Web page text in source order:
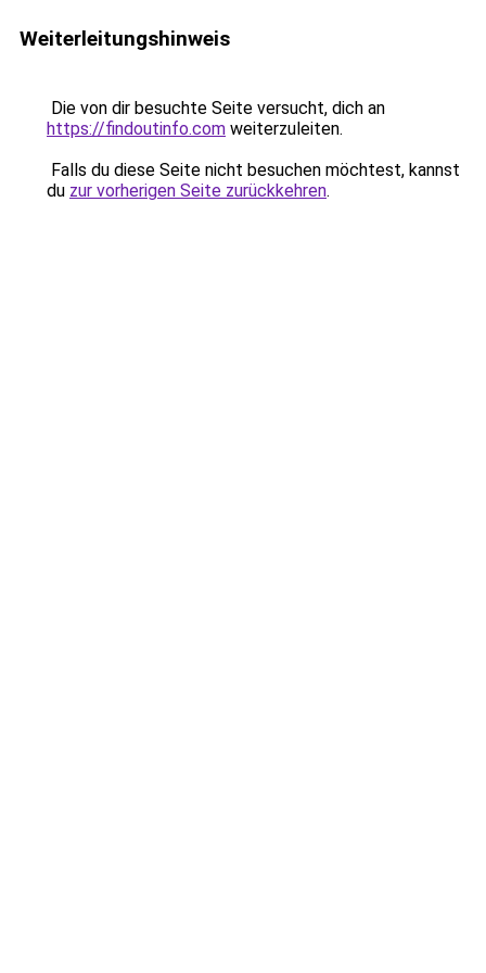
Weiterleitungshinweis
Die von dir besuchte Seite versucht, dich an
https://findoutinfo.com weiterzuleiten.
Falls du diese Seite nicht besuchen möchtest, kannst
du zur vorherigen Seite zurückkehren.